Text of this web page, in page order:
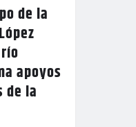
de la
apoyos
de la